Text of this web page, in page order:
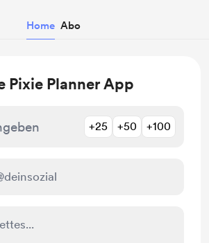
Home Abo
Pixie Planner App
+25 +50 +100